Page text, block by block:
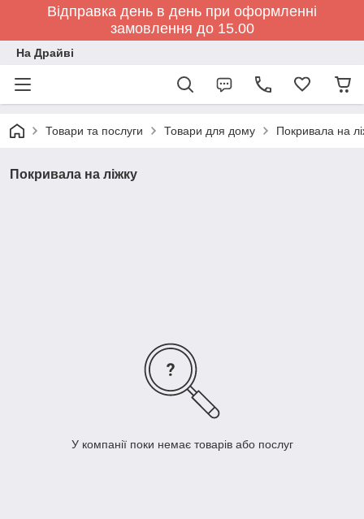
Відправка день в день при оформленні
замовлення до 15.00
На Драйві
Товари та послуги Товари для дому Покривала на
Покривала на ліжку
У компанії поки немає товарів або послуг